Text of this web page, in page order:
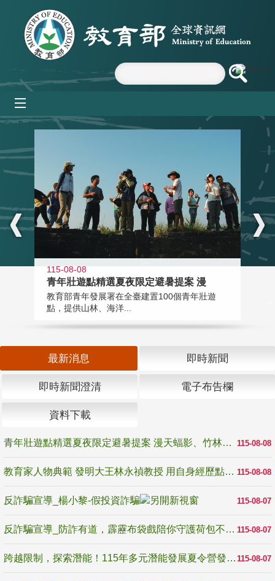
跳到主要內容區塊
:::
115-08-08
青年壯遊點精選夏夜限定避暑提案 漫
教育部青年發展署在全臺建置100個青年壯遊
點，提供山林、海洋...
最新消息 即時新聞
即時新聞澄清 電子布告欄
資料下載
115-08-08
青年壯遊點精選夏夜限定避暑提案 漫天蝠影、竹林尋蛙、茶香夜觀 邀青年暮色出發
115-08-08
教育家人物典範 發明大王林永禎教授 用自身經歷點亮學生的路
115-08-07
反詐騙宣導_楊小黎-假投資詐騙
115-08-07
反詐騙宣導_防詐有道，霹靂布袋戲陪你守護荷包不受騙
115-08-07
跨越限制，探索潛能！115年多元潛能發展夏令營發掘生命無限可能